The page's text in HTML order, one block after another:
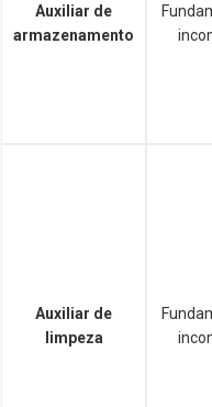
Auxiliar de
armazenamento
Auxiliar de
limpeza